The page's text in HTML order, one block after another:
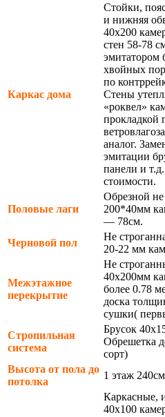
Каркас дома
Стойки,
и нижняя
40х200
стен 58-78
эмитатором
хвойных
по
Стены
«роквел»
прокладкой
аналог.
эмитации
панели и
стоимости.
Половые лаги
Обрезной
200*40мм
— 78см.
Черновой пол
Не
20-22 мм
Межэтажное
перекрытие
Не
40х200мм
более 0.78
доска
сушки(
Стропильная
система
Брусок
Обрешетка
сорт)
Высота от пола до
потолка
1 этаж
Каркасные,
40х100